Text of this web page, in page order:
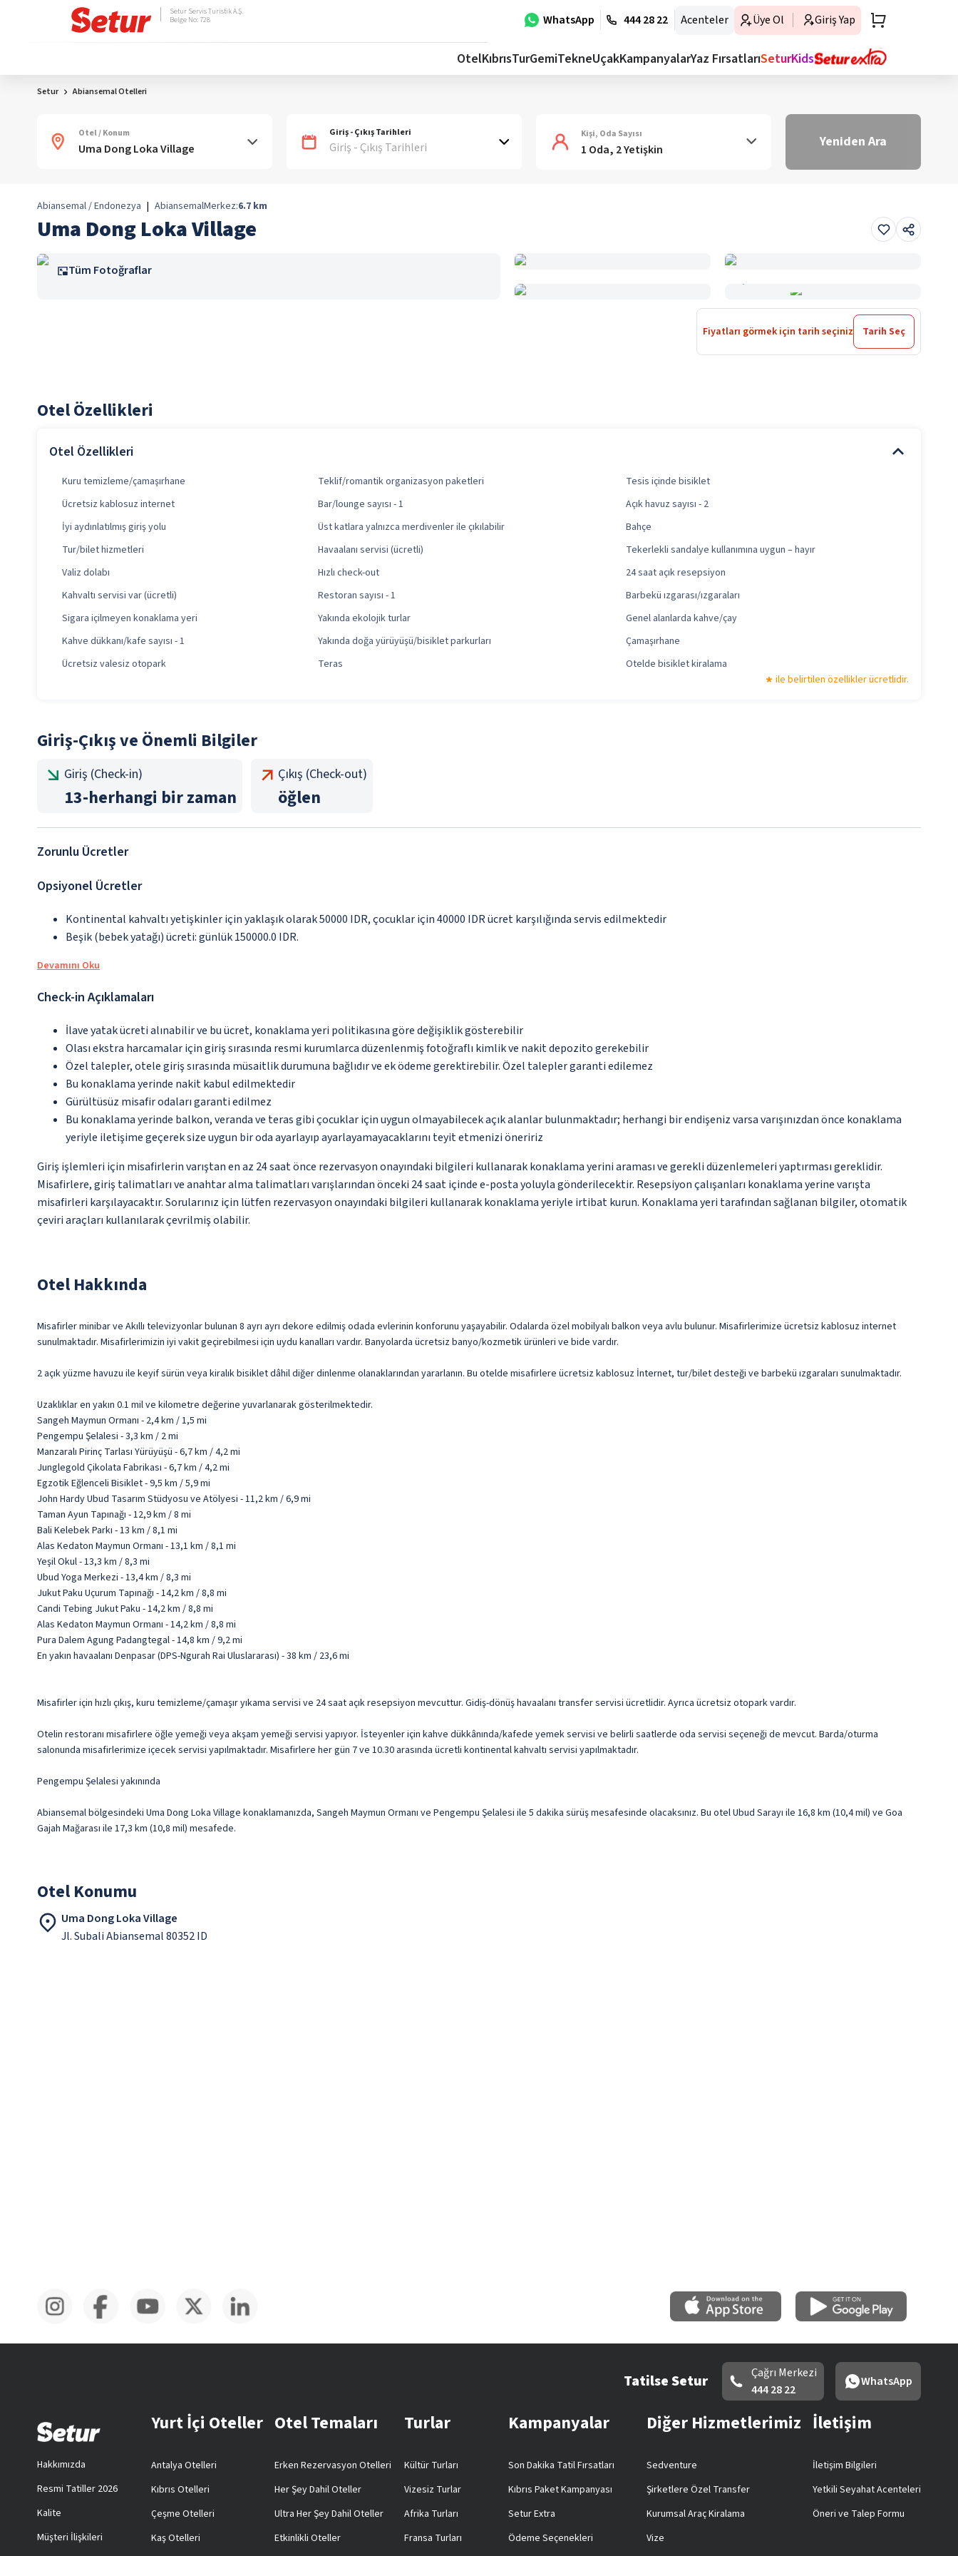
WhatsApp 444 28 22 Acenteler Üye Ol Giriş Yap
Setur Servis Turistik A.Ş.
Belge No: 728
OtelKıbrısTurGemiTekneUçakKampanyalarYaz FırsatlarıSeturKids
Setur Abiansemal Otelleri
Otel / Konum Giriş - Çıkış Tarihleri
Giriş - Çıkış Tarihleri
Kişi, Oda Sayısı
1 Oda, 2 Yetişkin Yeniden Ara
Abiansemal / Endonezya | AbiansemalMerkez:6.7 km
Uma Dong Loka Village
Tüm Fotoğraflar
Fiyatları görmek için tarih seçiniz Tarih Seç
Otel Özellikleri
Otel Özellikleri
Kuru temizleme/çamaşırhane Teklif/romantik organizasyon paketleri
Tesis içinde bisiklet
Ücretsiz kablosuz internet
Bar/lounge sayısı - 1
Açık havuz sayısı - 2
İyi aydınlatılmış giriş yolu
Üst katlara yalnızca merdivenler ile çıkılabilir
Bahçe
Tur/bilet hizmetleri
Havaalanı servisi (ücretli)
Tekerlekli sandalye kullanımına uygun – hayır
Valiz dolabı
Hızlı check-out
24 saat açık resepsiyon
Kahvaltı servisi var (ücretli)
Restoran sayısı - 1
Barbekü ızgarası/ızgaraları
Sigara içilmeyen konaklama yeri
Yakında ekolojik turlar
Genel alanlarda kahve/çay
Kahve dükkanı/kafe sayısı - 1
Yakında doğa yürüyüşü/bisiklet parkurları
Çamaşırhane
Ücretsiz valesiz otopark
Teras
Otelde bisiklet kiralama
ile belirtilen özellikler ücretlidir.
Giriş-Çıkış ve Önemli Bilgiler
Giriş (Check-in)
13-herhangi bir zaman
Çıkış (Check-out)
öğlen
Zorunlu Ücretler
Opsiyonel Ücretler
Kontinental kahvaltı yetişkinler için yaklaşık olarak 50000 IDR, çocuklar için 40000 IDR ücret karşılığında servis edilmektedir
Beşik (bebek yatağı) ücreti: günlük 150000.0 IDR.
Devamını Oku
Check-in Açıklamaları
İlave yatak ücreti alınabilir ve bu ücret, konaklama yeri politikasına göre değişiklik gösterebilir
Olası ekstra harcamalar için giriş sırasında resmi kurumlarca düzenlenmiş fotoğraflı kimlik ve nakit depozito gerekebilir
Özel talepler, otele giriş sırasında müsaitlik durumuna bağlıdır ve ek ödeme gerektirebilir. Özel talepler garanti edilemez
Bu konaklama yerinde nakit kabul edilmektedir
Gürültüsüz misafir odaları garanti edilmez
Bu konaklama yerinde balkon, veranda ve teras gibi çocuklar için uygun olmayabilecek açık alanlar bulunmaktadır; herhangi bir endişeniz varsa varışınızdan önce konaklama
yeriyle iletişime geçerek size uygun bir oda ayarlayıp ayarlayamayacaklarını teyit etmenizi öneririz
Giriş işlemleri için misafirlerin varıştan en az 24 saat önce rezervasyon onayındaki bilgileri kullanarak konaklama yerini araması ve gerekli düzenlemeleri yaptırması gereklidir.
Misafirlere, giriş talimatları ve anahtar alma talimatları varışlarından önceki 24 saat içinde e-posta yoluyla gönderilecektir. Resepsiyon çalışanları konaklama yerine varışta
misafirleri karşılayacaktır. Sorularınız için lütfen rezervasyon onayındaki bilgileri kullanarak konaklama yeriyle irtibat kurun. Konaklama yeri tarafından sağlanan bilgiler, otomatik
çeviri araçları kullanılarak çevrilmiş olabilir.
Otel Hakkında
Misafirler minibar ve Akıllı televizyonlar bulunan 8 ayrı ayrı dekore edilmiş odada evlerinin konforunu yaşayabilir. Odalarda özel mobilyalı balkon veya avlu bulunur. Misafirlerimize ücretsiz kablosuz internet
sunulmaktadır. Misafirlerimizin iyi vakit geçirebilmesi için uydu kanalları vardır. Banyolarda ücretsiz banyo/kozmetik ürünleri ve bide vardır.
2 açık yüzme havuzu ile keyif sürün veya kiralık bisiklet dâhil diğer dinlenme olanaklarından yararlanın. Bu otelde misafirlere ücretsiz kablosuz İnternet, tur/bilet desteği ve barbekü ızgaraları sunulmaktadır.
Uzaklıklar en yakın 0.1 mil ve kilometre değerine yuvarlanarak gösterilmektedir.
Sangeh Maymun Ormanı - 2,4 km / 1,5 mi
Pengempu Şelalesi - 3,3 km / 2 mi
Manzaralı Pirinç Tarlası Yürüyüşü - 6,7 km / 4,2 mi
Junglegold Çikolata Fabrikası - 6,7 km / 4,2 mi
Egzotik Eğlenceli Bisiklet - 9,5 km / 5,9 mi
John Hardy Ubud Tasarım Stüdyosu ve Atölyesi - 11,2 km / 6,9 mi
Taman Ayun Tapınağı - 12,9 km / 8 mi
Bali Kelebek Parkı - 13 km / 8,1 mi
Alas Kedaton Maymun Ormanı - 13,1 km / 8,1 mi
Yeşil Okul - 13,3 km / 8,3 mi
Ubud Yoga Merkezi - 13,4 km / 8,3 mi
Jukut Paku Uçurum Tapınağı - 14,2 km / 8,8 mi
Candi Tebing Jukut Paku - 14,2 km / 8,8 mi
Alas Kedaton Maymun Ormanı - 14,2 km / 8,8 mi
Pura Dalem Agung Padangtegal - 14,8 km / 9,2 mi
En yakın havaalanı Denpasar (DPS-Ngurah Rai Uluslararası) - 38 km / 23,6 mi
Misafirler için hızlı çıkış, kuru temizleme/çamaşır yıkama servisi ve 24 saat açık resepsiyon mevcuttur. Gidiş-dönüş havaalanı transfer servisi ücretlidir. Ayrıca ücretsiz otopark vardır.
Otelin restoranı misafirlere öğle yemeği veya akşam yemeği servisi yapıyor. İsteyenler için kahve dükkânında/kafede yemek servisi ve belirli saatlerde oda servisi seçeneği de mevcut. Barda/oturma
salonunda misafirlerimize içecek servisi yapılmaktadır. Misafirlere her gün 7 ve 10.30 arasında ücretli kontinental kahvaltı servisi yapılmaktadır.
Pengempu Şelalesi yakınında
Abiansemal bölgesindeki Uma Dong Loka Village konaklamanızda, Sangeh Maymun Ormanı ve Pengempu Şelalesi ile 5 dakika sürüş mesafesinde olacaksınız. Bu otel Ubud Sarayı ile 16,8 km (10,4 mil) ve Goa
Gajah Mağarası ile 17,3 km (10,8 mil) mesafede.
Otel Konumu
Uma Dong Loka Village
Jl. Subali Abiansemal 80352 ID
Tatilse Setur
Çağrı Merkezi
444 28 22
WhatsApp
Hakkımızda
Resmi Tatiller 2026
Kalite
Müşteri İlişkileri
Yurt İçi Oteller
Antalya Otelleri
Kıbrıs Otelleri
Çeşme Otelleri
Kaş Otelleri
Otel Temaları
Erken Rezervasyon Otelleri
Her Şey Dahil Oteller
Ultra Her Şey Dahil Oteller
Etkinlikli Oteller
Turlar
Kültür Turları
Vizesiz Turlar
Afrika Turları
Fransa Turları
Kampanyalar
Son Dakika Tatil Fırsatları
Kıbrıs Paket Kampanyası
Setur Extra
Ödeme Seçenekleri
Diğer Hizmetlerimiz
Sedventure
Şirketlere Özel Transfer
Kurumsal Araç Kiralama
Vize
İletişim
İletişim Bilgileri
Yetkili Seyahat Acenteleri
Öneri ve Talep Formu